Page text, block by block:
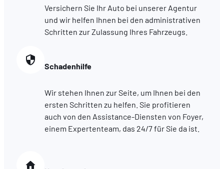
les performances. Partager des informations avec les
sociaux utilisés et vous permettre de visualiser du contenu
hébergé sur un site externe.
Versichern Sie Ihr Auto bei unserer Agentur
und wir helfen Ihnen bei den administrativen
Schritten zur Zulassung Ihres Fahrzeugs.
Schadenhilfe
Wir stehen Ihnen zur Seite, um Ihnen bei den
ersten Schritten zu helfen. Sie profitieren
auch von den Assistance-Diensten von Foyer,
einem Expertenteam, das 24/7 für Sie da ist.